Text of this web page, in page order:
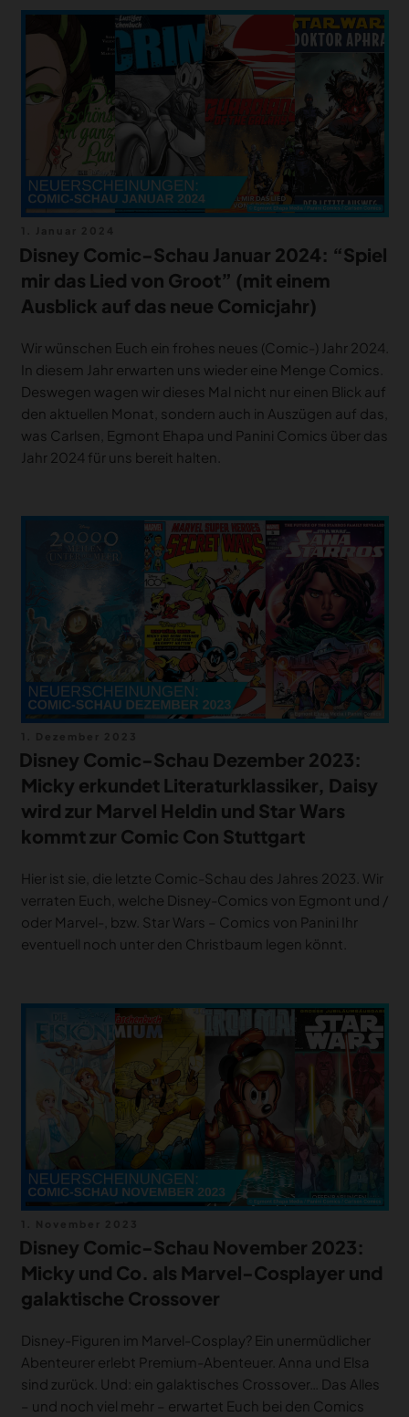
am
Disney Comic-Schau Januar 2024: “Spiel
mir das Lied von Groot” (mit einem
Ausblick auf das neue Comicjahr)
Wir wünschen Euch ein frohes neues (Comic-) Jahr 2024.
In diesem Jahr erwarten uns wieder eine Menge Comics.
Deswegen wagen wir dieses Mal nicht nur einen Blick auf
den aktuellen Monat, sondern auch in Auszügen auf das,
was Carlsen, Egmont Ehapa und Panini Comics über das
Jahr 2024 für uns bereit halten.
am
Disney Comic-Schau Dezember 2023:
Micky erkundet Literaturklassiker, Daisy
wird zur Marvel Heldin und Star Wars
kommt zur Comic Con Stuttgart
Hier ist sie, die letzte Comic-Schau des Jahres 2023. Wir
verraten Euch, welche Disney-Comics von Egmont und /
oder Marvel-, bzw. Star Wars – Comics von Panini Ihr
eventuell noch unter den Christbaum legen könnt.
am
Disney Comic-Schau November 2023:
Micky und Co. als Marvel-Cosplayer und
galaktische Crossover
Disney-Figuren im Marvel-Cosplay? Ein unermüdlicher
Abenteurer erlebt Premium-Abenteuer. Anna und Elsa
sind zurück. Und: ein galaktisches Crossover… Das Alles
– und noch viel mehr – erwartet Euch bei den Comics